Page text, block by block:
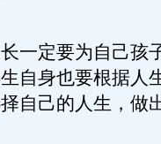
定要为自己孩
自身也要根据人
自己的人生，做